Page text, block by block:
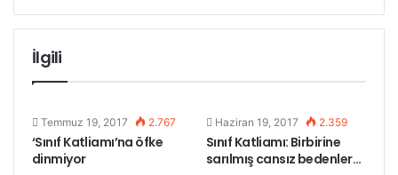
katliamında ölenlerin sayısı 79 olarak açıklanmakla
birlikte gerçekte kaç kişinin katledildiği bilinemiyor.
Yoksulların yaşadığı binada yaşanan yangın ‘sınıf
katliamı’ niteliği taşıyor.
İlgili
Temmuz 19, 2017 2.767
‘Sınıf Katliamı’na öfke
dinmiyor
Haziran 19, 2017 2.359
Sınıf Katliamı: Birbirine
sarılmış cansız bedenler…